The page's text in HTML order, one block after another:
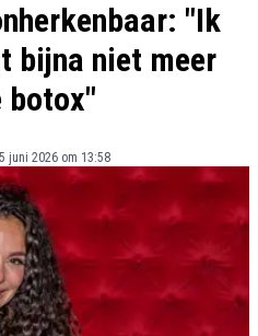
"Ik
bijna niet meer
botox"
juni 2026 om 13:58